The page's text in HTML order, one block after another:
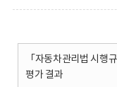
「자동차관리법 시행
평가 결과